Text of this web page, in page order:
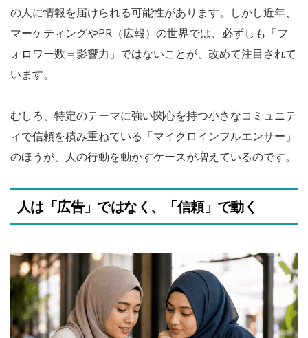
の人に情報を届けられる可能性があります。しかし近年、
マーケティングやPR（広報）の世界では、必ずしも「フ
ォロワー数＝影響力」ではないことが、改めて注目されて
います。
むしろ、特定のテーマに強い関心を持つ小さなコミュニテ
ィで信頼を積み重ねている「マイクロインフルエンサー」
のほうが、人の行動を動かすケースが増えているのです。
人は「広告」ではなく、「信頼」で動く